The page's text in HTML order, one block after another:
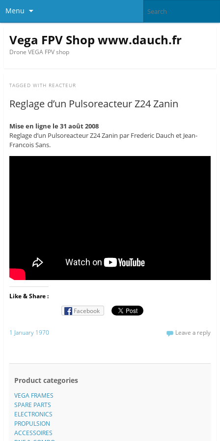
Menu
Vega FPV Shop www.dauch.fr
Drone VEGA FPV shop
TAGGED WITH REACTEUR
Reglage d’un Pulsoreacteur Z24 Zanin
Mise en ligne le 31 août 2008
Reglage d’un Pulsoreacteur Z24 Zanin par Frederic Dauch et Jean-
Francois Sans.
Like & Share :
Facebook
1 January 1970 Leave a reply
Product categories
VEGA FRAMES
SPARE PARTS
ELECTRONICS
PROPULSION
ACCESSOIRES